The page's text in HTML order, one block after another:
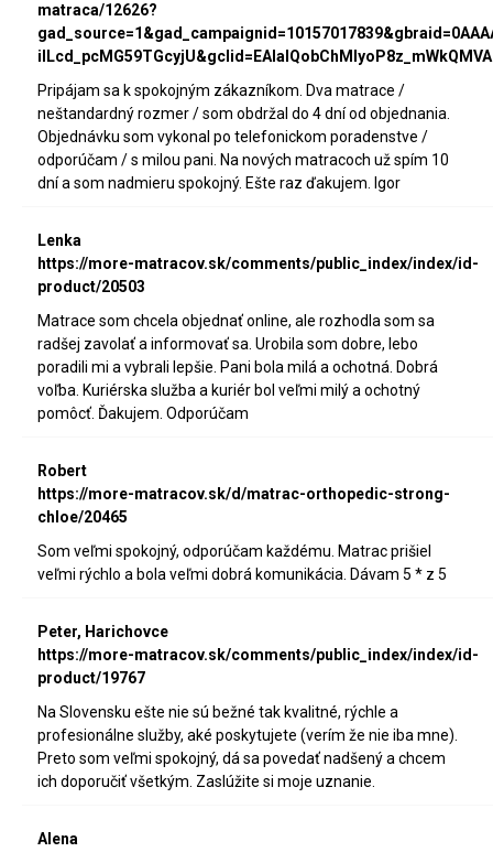
matraca/12626?
Pripájam sa k spokojným zákazníkom. Dva matrace /
neštandardný rozmer / som obdržal do 4 dní od objednania.
Objednávku som vykonal po telefonickom poradenstve /
odporúčam / s milou pani. Na nových matracoch už spím 10
dní a som nadmieru spokojný. Ešte raz ďakujem. Igor
Lenka
https://more-matracov.sk/comments/public_index/index/id-
product/20503
Matrace som chcela objednať online, ale rozhodla som sa
radšej zavolať a informovať sa. Urobila som dobre, lebo
poradili mi a vybrali lepšie. Pani bola milá a ochotná. Dobrá
voľba. Kuriérska služba a kuriér bol veľmi milý a ochotný
pomôcť. Ďakujem. Odporúčam
Robert
https://more-matracov.sk/d/matrac-orthopedic-strong-
chloe/20465
Som veľmi spokojný, odporúčam každému. Matrac prišiel
veľmi rýchlo a bola veľmi dobrá komunikácia. Dávam 5 * z 5
Peter, Harichovce
https://more-matracov.sk/comments/public_index/index/id-
product/19767
Na Slovensku ešte nie sú bežné tak kvalitné, rýchle a
profesionálne služby, aké poskytujete (verím že nie iba mne).
Preto som veľmi spokojný, dá sa povedať nadšený a chcem
ich doporučiť všetkým. Zaslúžite si moje uznanie.
Alena